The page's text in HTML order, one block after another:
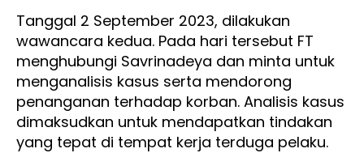
Tanggal 2 September 2023, dilakukan
wawancara kedua. Pada hari tersebut FT
menghubungi Savrinadeya dan minta untuk
menganalisis kasus serta mendorong
penanganan terhadap korban. Analisis kasus
dimaksudkan untuk mendapatkan tindakan
yang tepat di tempat kerja terduga pelaku.